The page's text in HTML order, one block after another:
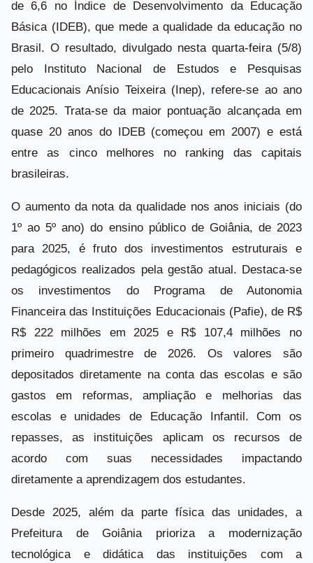
de 6,6 no Índice de Desenvolvimento da Educação
Básica (IDEB), que mede a qualidade da educação no
Brasil. O resultado, divulgado nesta quarta-feira (5/8)
pelo Instituto Nacional de Estudos e Pesquisas
Educacionais Anísio Teixeira (Inep), refere-se ao ano
de 2025. Trata-se da maior pontuação alcançada em
quase 20 anos do IDEB (começou em 2007) e está
entre as cinco melhores no ranking das capitais
brasileiras.
O aumento da nota da qualidade nos anos iniciais (do
1º ao 5º ano) do ensino público de Goiânia, de 2023
para 2025, é fruto dos investimentos estruturais e
pedagógicos realizados pela gestão atual. Destaca-se
os investimentos do Programa de Autonomia
Financeira das Instituições Educacionais (Pafie), de R$
R$ 222 milhões em 2025 e R$ 107,4 milhões no
primeiro quadrimestre de 2026. Os valores são
depositados diretamente na conta das escolas e são
gastos em reformas, ampliação e melhorias das
escolas e unidades de Educação Infantil. Com os
repasses, as instituições aplicam os recursos de
acordo com suas necessidades impactando
diretamente a aprendizagem dos estudantes.
Desde 2025, além da parte física das unidades, a
Prefeitura de Goiânia prioriza a modernização
tecnológica e didática das instituições com a